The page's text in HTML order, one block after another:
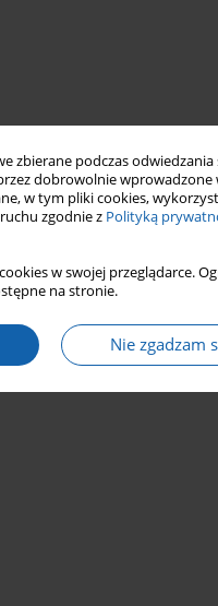
zbierane podczas
dobrowolnie
w tym pliki cookies,
zgodnie z Polityką
w swojej przeglądarce.
na stronie.
Nie zgadzam